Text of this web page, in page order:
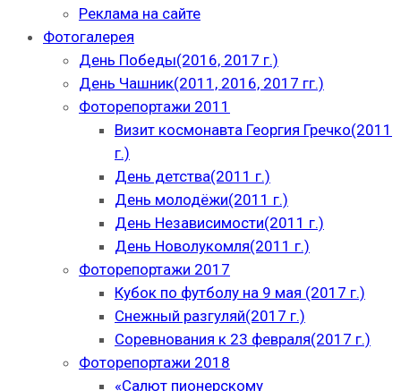
Реклама на сайте
Фотогалерея
День Победы(2016, 2017 г.)
День Чашник(2011, 2016, 2017 гг.)
Фоторепортажи 2011
Визит космонавта Георгия Гречко(2011
г.)
День детства(2011 г.)
День молодёжи(2011 г.)
День Независимости(2011 г.)
День Новолукомля(2011 г.)
Фоторепортажи 2017
Кубок по футболу на 9 мая (2017 г.)
Снежный разгуляй(2017 г.)
Соревнования к 23 февраля(2017 г.)
Фоторепортажи 2018
«Салют пионерскому